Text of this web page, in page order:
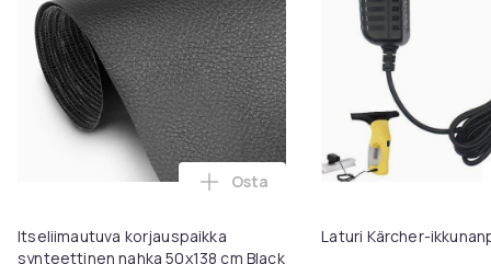
Itseliimautuva korjauspaikka
synteettinen nahka 50x138 cm Black
Lisää Itseliimautuva
Osta
Laturi Kärcher-